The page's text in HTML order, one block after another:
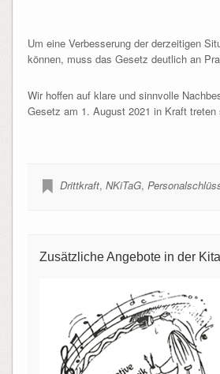
Um eine Verbesserung der derzeitigen
können, muss das Gesetz deutlich an
Wir hoffen auf klare und sinnvolle
Gesetz am 1. August 2021 in Kraft treten
Drittkraft, NKiTaG,
Zusätzliche Angebote in der Kita